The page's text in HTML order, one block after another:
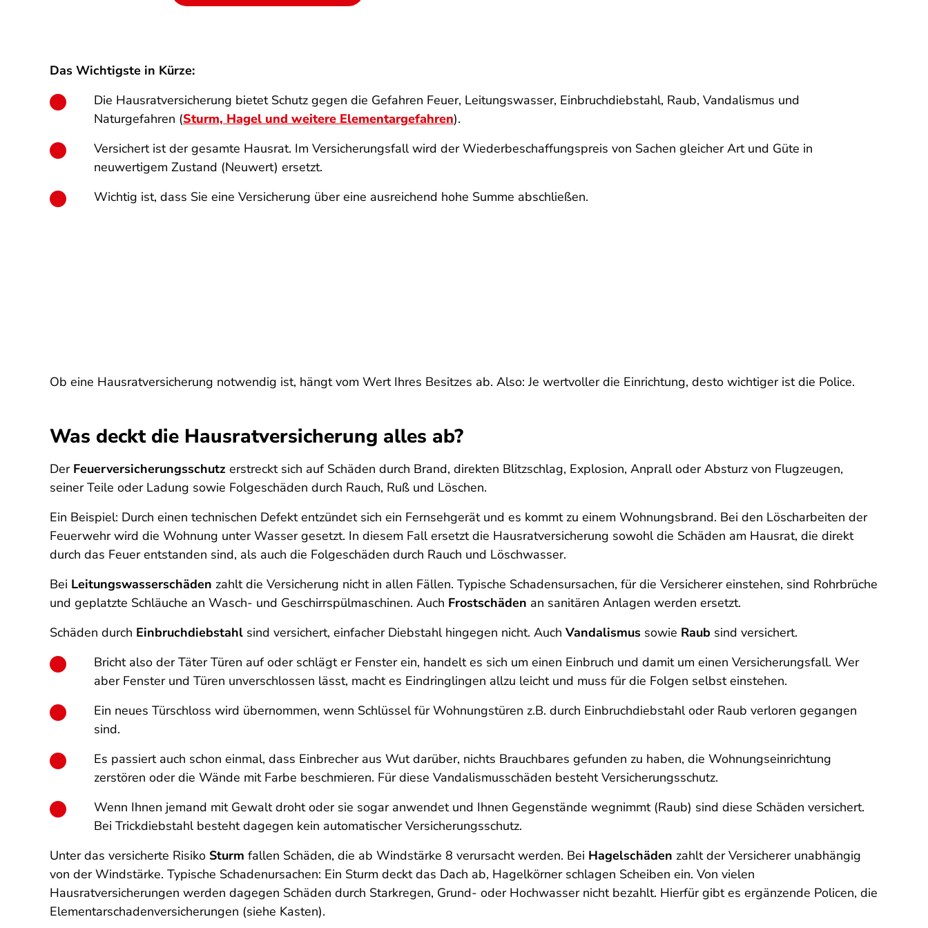
Das Wichtigste in Kürze:
Die Hausratversicherung bietet Schutz gegen die Gefahren Feuer, Leitungswasser, Einbruchdiebstahl, Raub, Vandalismus und
Naturgefahren (Sturm, Hagel und weitere Elementargefahren).
Versichert ist der gesamte Hausrat. Im Versicherungsfall wird der Wiederbeschaffungspreis von Sachen gleicher Art und Güte in
neuwertigem Zustand (Neuwert) ersetzt.
Wichtig ist, dass Sie eine Versicherung über eine ausreichend hohe Summe abschließen.
Ob eine Hausratversicherung notwendig ist, hängt vom Wert Ihres Besitzes ab. Also: Je wertvoller die Einrichtung, desto wichtiger ist die Police.
Was deckt die Hausratversicherung alles ab?
Der Feuerversicherungsschutz erstreckt sich auf Schäden durch Brand, direkten Blitzschlag, Explosion, Anprall oder Absturz von Flugzeugen,
seiner Teile oder Ladung sowie Folgeschäden durch Rauch, Ruß und Löschen.
Ein Beispiel: Durch einen technischen Defekt entzündet sich ein Fernsehgerät und es kommt zu einem Wohnungsbrand. Bei den Löscharbeiten der
Feuerwehr wird die Wohnung unter Wasser gesetzt. In diesem Fall ersetzt die Hausratversicherung sowohl die Schäden am Hausrat, die direkt
durch das Feuer entstanden sind, als auch die Folgeschäden durch Rauch und Löschwasser.
Bei Leitungswasserschäden zahlt die Versicherung nicht in allen Fällen. Typische Schadensursachen, für die Versicherer einstehen, sind Rohrbrüche
und geplatzte Schläuche an Wasch- und Geschirrspülmaschinen. Auch Frostschäden an sanitären Anlagen werden ersetzt.
Schäden durch Einbruchdiebstahl sind versichert, einfacher Diebstahl hingegen nicht. Auch Vandalismus sowie Raub sind versichert.
Bricht also der Täter Türen auf oder schlägt er Fenster ein, handelt es sich um einen Einbruch und damit um einen Versicherungsfall. Wer
aber Fenster und Türen unverschlossen lässt, macht es Eindringlingen allzu leicht und muss für die Folgen selbst einstehen.
Ein neues Türschloss wird übernommen, wenn Schlüssel für Wohnungstüren z.B. durch Einbruchdiebstahl oder Raub verloren gegangen
sind.
Es passiert auch schon einmal, dass Einbrecher aus Wut darüber, nichts Brauchbares gefunden zu haben, die Wohnungseinrichtung
zerstören oder die Wände mit Farbe beschmieren. Für diese Vandalismusschäden besteht Versicherungsschutz.
Wenn Ihnen jemand mit Gewalt droht oder sie sogar anwendet und Ihnen Gegenstände wegnimmt (Raub) sind diese Schäden versichert.
Bei Trickdiebstahl besteht dagegen kein automatischer Versicherungsschutz.
Unter das versicherte Risiko Sturm fallen Schäden, die ab Windstärke 8 verursacht werden. Bei Hagelschäden zahlt der Versicherer unabhängig
von der Windstärke. Typische Schadenursachen: Ein Sturm deckt das Dach ab, Hagelkörner schlagen Scheiben ein. Von vielen
Hausratversicherungen werden dagegen Schäden durch Starkregen, Grund- oder Hochwasser nicht bezahlt. Hierfür gibt es ergänzende Policen, die
Elementarschadenversicherungen (siehe Kasten).